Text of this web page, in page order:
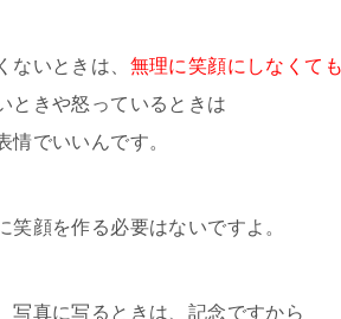
ないときは、 無理に笑顔にしなくて
ときや怒っているときは
情でいいんです。
笑顔を作る必要はないですよ。
写真に写るときは、記念ですから